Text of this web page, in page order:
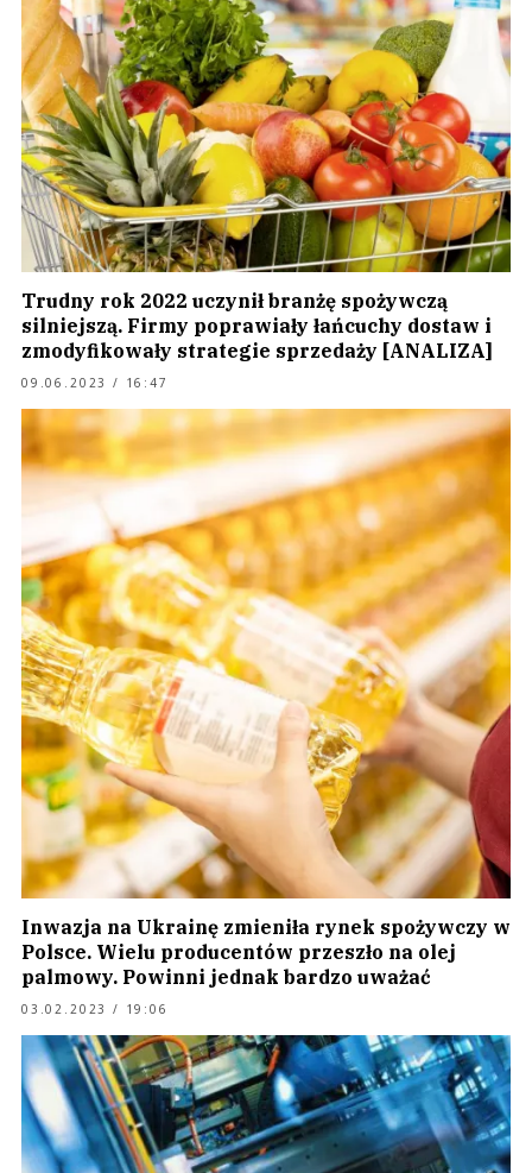
Trudny rok 2022 uczynił branżę spożywczą
silniejszą. Firmy poprawiały łańcuchy dostaw i
zmodyfikowały strategie sprzedaży [ANALIZA]
09.06.2023 / 16:47
Inwazja na Ukrainę zmieniła rynek spożywczy w
Polsce. Wielu producentów przeszło na olej
palmowy. Powinni jednak bardzo uważać
03.02.2023 / 19:06